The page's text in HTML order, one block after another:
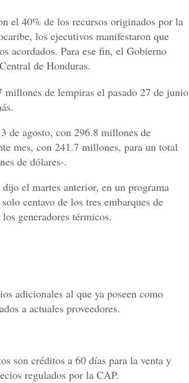
el 40% de los recursos originados por la
los ejecutivos manifestaron que
acordados. Para ese fin, el Gobierno
de Honduras.
de lempiras el pasado 27 de junio
de agosto, con 296.8 millones de
mes, con 241.7 millones, para un total
de dólares-.
el martes anterior, en un programa
centavo de los tres embarques de
generadores térmicos.
adicionales al que ya poseen como
a actuales proveedores.
son créditos a 60 días para la venta y
regulados por la CAP.